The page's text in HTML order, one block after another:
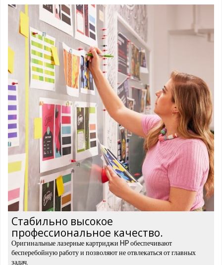
Стабильно высокое
профессиональное качество.
Оригинальные лазерные картриджи HP обеспечивают
бесперебойную работу и позволяют не отвлекаться от главных
задач.